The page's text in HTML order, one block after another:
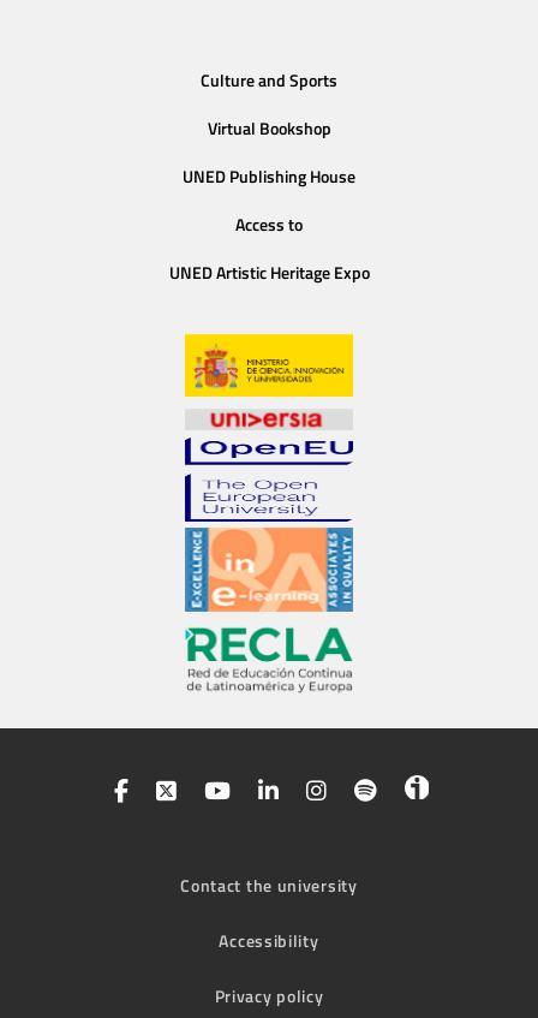
Culture and Sports
Virtual Bookshop
UNED Publishing House
Access to
UNED Artistic Heritage Expo
Contact the university
Accessibility
Privacy policy